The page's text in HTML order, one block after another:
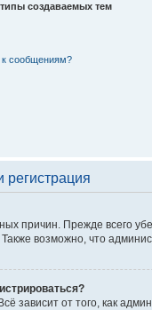
создаваемых тем
к сообщениям?
причин. Прежде всего
возможно, что
зависит от того, как